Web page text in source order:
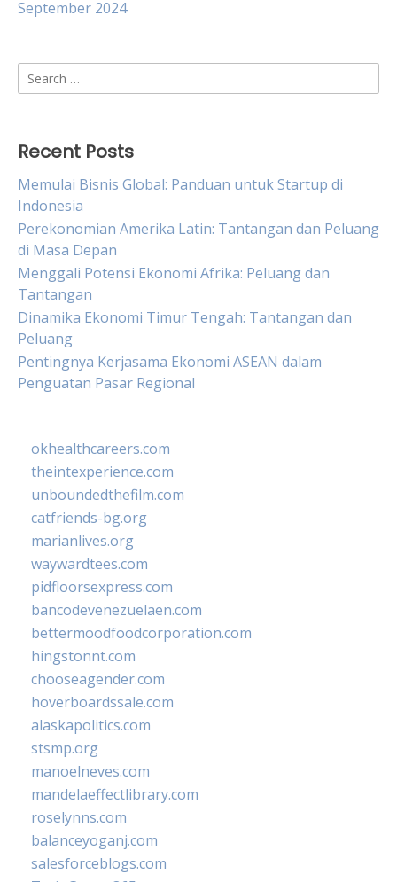
September 2024
Search
for:
Recent Posts
Memulai Bisnis Global: Panduan untuk Startup di
Indonesia
Perekonomian Amerika Latin: Tantangan dan Peluang
di Masa Depan
Menggali Potensi Ekonomi Afrika: Peluang dan
Tantangan
Dinamika Ekonomi Timur Tengah: Tantangan dan
Peluang
Pentingnya Kerjasama Ekonomi ASEAN dalam
Penguatan Pasar Regional
okhealthcareers.com
theintexperience.com
unboundedthefilm.com
catfriends-bg.org
marianlives.org
waywardtees.com
pidfloorsexpress.com
bancodevenezuelaen.com
bettermoodfoodcorporation.com
hingstonnt.com
chooseagender.com
hoverboardssale.com
alaskapolitics.com
stsmp.org
manoelneves.com
mandelaeffectlibrary.com
roselynns.com
balanceyoganj.com
salesforceblogs.com